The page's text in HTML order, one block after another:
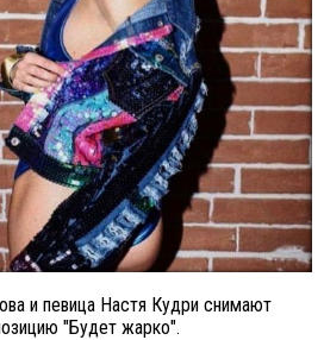
и певица Настя Кудри снимают
"Будет жарко".